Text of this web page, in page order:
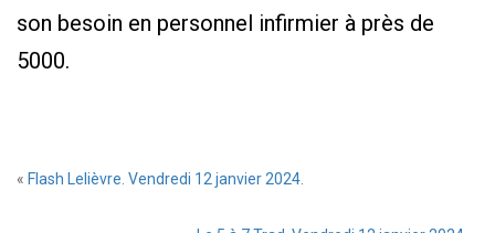
son besoin en personnel infirmier à près de
5000.
« Flash Lelièvre. Vendredi 12 janvier 2024.